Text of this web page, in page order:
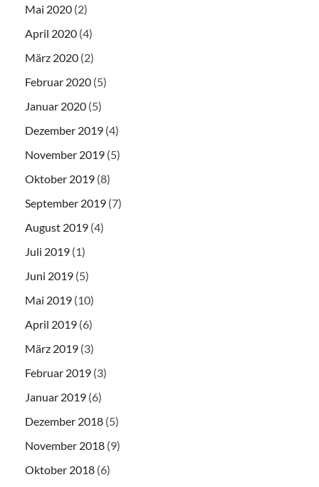
Mai 2020 (2)
April 2020 (4)
März 2020 (2)
Februar 2020 (5)
Januar 2020 (5)
Dezember 2019 (4)
November 2019 (5)
Oktober 2019 (8)
September 2019 (7)
August 2019 (4)
Juli 2019 (1)
Juni 2019 (5)
Mai 2019 (10)
April 2019 (6)
März 2019 (3)
Februar 2019 (3)
Januar 2019 (6)
Dezember 2018 (5)
November 2018 (9)
Oktober 2018 (6)